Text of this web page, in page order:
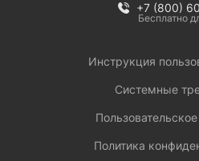
+7 (800)
Бесплатно
Инструкция
Системные
Политика